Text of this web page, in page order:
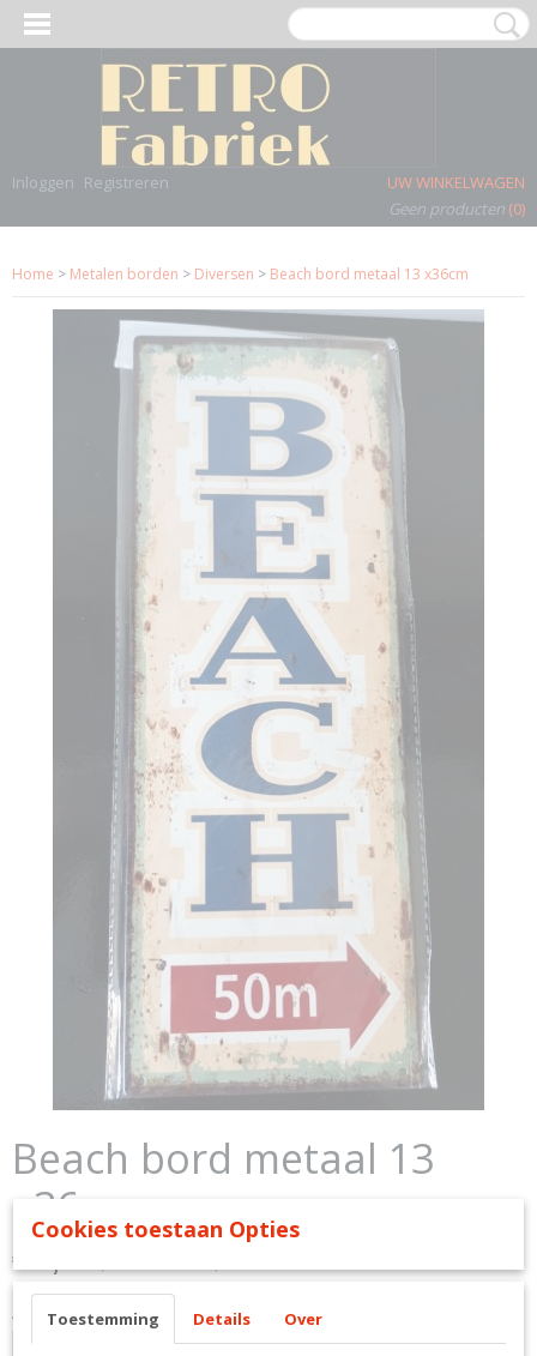
Inloggen Registreren
UW WINKELWAGEN
Geen producten (0)
Home > Metalen borden > Diversen > Beach bord metaal 13 x36cm
Beach bord metaal 13
x36cm
€ 8,95
Aantal
Cookies toestaan Opties
Toestemming Details Over